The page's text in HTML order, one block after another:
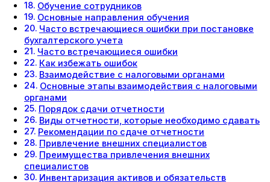
Обучение сотрудников
Основные направления обучения
Часто встречающиеся ошибки при постановке
бухгалтерского учета
Часто встречающиеся ошибки
Как избежать ошибок
Взаимодействие с налоговыми органами
Основные этапы взаимодействия с налоговыми
органами
Порядок сдачи отчетности
Виды отчетности, которые необходимо сдавать
Рекомендации по сдаче отчетности
Привлечение внешних специалистов
Преимущества привлечения внешних
специалистов
Инвентаризация активов и обязательств